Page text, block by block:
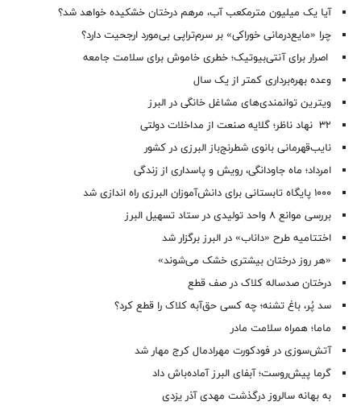
آیا یک میلیون مترمکعب آب، مرهم درختان خشکیده خواهد شد؟
چرا «مایع‌درمانی خوراکی» بر سرم‌تراپی بی‌مورد ارجحیت دارد؟
اصرار برای آنتی‌بیوتیک؛ خطری خاموش برای سلامت جامعه
وعده بهره‌برداری کمتر از یک سال
ویترین توانمندی‌های مشاغل خانگی در البرز
۳۲ نهاد ناظر؛ گلایه صنعت از مداخلات دولتی
نایب‌قهرمانی بانوی شطرنج‌باز البرزی در کشور
امرداد؛ ماه جاودانگی، رویش و پاسداری از زندگی
۱۰۰۰ پایگاه تابستانی برای دانش‌آموزان البرزی راه اندازی شد
بررسی موانع ۸ واحد تولیدی در ستاد تسهیل البرز
اختتامیه طرح «داناب» در البرز برگزار شد
«هر روز درختان بیشتری خشک می‌شوند»
درختان صدساله کلاک در صف قطع
سد پُر، باغ تشنه؛ چه کسی حق‌آبه کلاک را قطع کرد؟
ماما؛ همراه سلامت مادر
آتش‌سوزی در فودکورت مهرادمال کرج مهار شد
گرما پیش‌روست؛ آبفای البرز آماده‌باش داد
به بهانه سالروز درگذشت مهدی آذر یزدی